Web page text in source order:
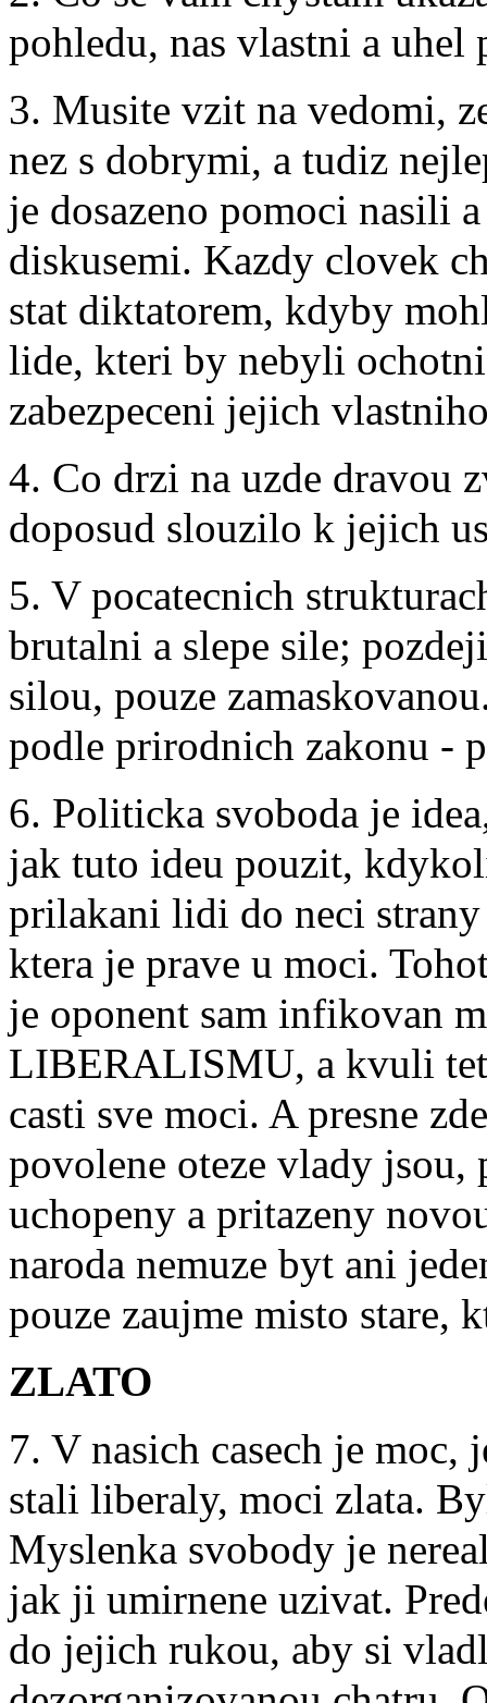
pohledu, nas vlastni a
3. Musite vzit na vedomi,
nez s dobrymi, a tudiz
je dosazeno pomoci nasili
diskusemi. Kazdy clovek
stat diktatorem, kdyby
lide, kteri by nebyli
zabezpeceni jejich
4. Co drzi na uzde dravou
doposud slouzilo k jejich
5. V pocatecnich
brutalni a slepe sile;
silou, pouze
podle prirodnich zakonu -
6. Politicka svoboda je
jak tuto ideu pouzit,
prilakani lidi do neci
ktera je prave u moci.
je oponent sam infikovan
LIBERALISMU, a kvuli
casti sve moci. A presne
povolene oteze vlady jsou,
uchopeny a pritazeny
naroda nemuze byt ani
pouze zaujme misto stare,
ZLATO
7. V nasich casech je moc,
stali liberaly, moci zlata.
Myslenka svobody je
jak ji umirnene uzivat.
do jejich rukou, aby si